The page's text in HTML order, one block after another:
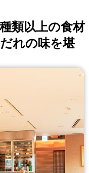
類以上の食材
れの味を堪